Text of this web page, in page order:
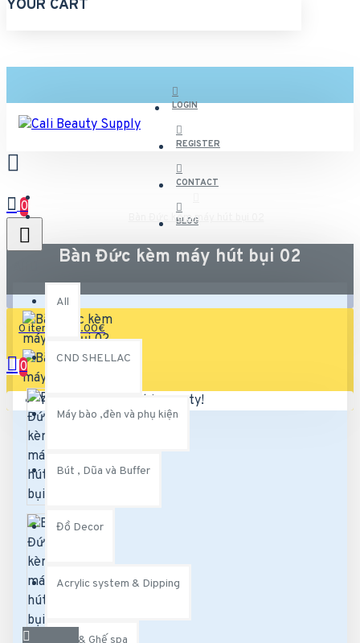
YOUR CART
LOGIN
REGISTER
CONTACT
BLOG
0
All
CND SHELLAC
Máy bào ,đèn và phụ kiện
Bút , Dũa và Buffer
Đồ Decor
Acrylic system & Dipping
Bàn & Ghế spa
0 item(s) - 0.00€
0
Your shopping cart is empty!
Bàn Đức kèm máy hút bụi 02
Bàn Đức kèm máy hút bụi 02